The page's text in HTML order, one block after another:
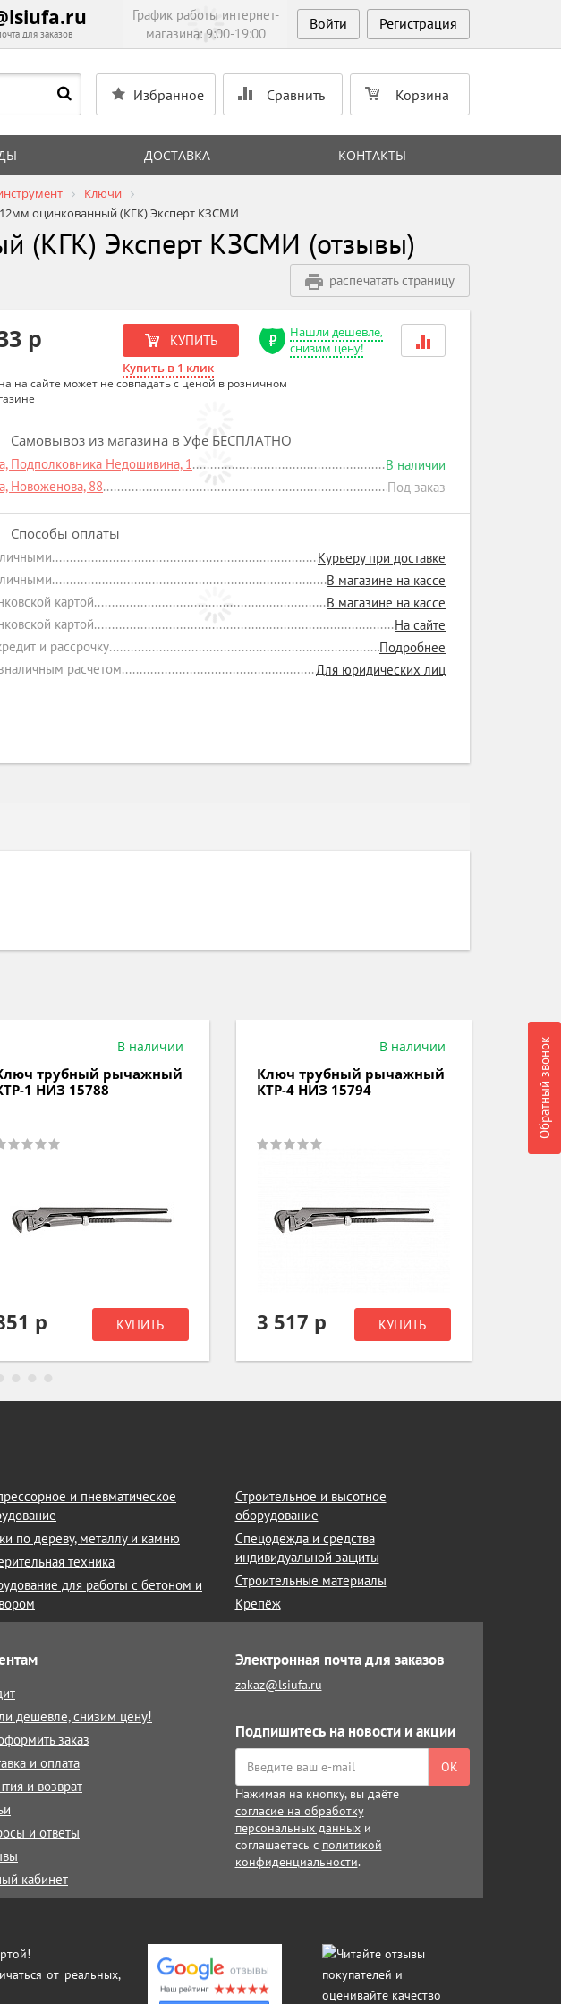
для заказов
График работы интернет-
магазина: 9:00-19:00
Войти Регистрация
Избранное Сравнить Корзина
Обратный звонок
ДОСТАВКА КОНТАКТЫ
Ключи
оцинкованный (КГК) Эксперт КЗСМИ
(КГК) Эксперт КЗСМИ (отзывы)
распечатать страницу
р КУПИТЬ
Купить в 1 клик
Нашли дешевле,
снизим цену!
на сайте может не совпадать с ценой в розничном
Самовывоз из магазина в Уфе БЕСПЛАТНО
Подполковника Недошивина, 1
В наличии
Новоженова, 88
Под заказ
Способы оплаты
Курьеру при доставке
В магазине на кассе
картой
В магазине на кассе
картой
На сайте
и рассрочку
Подробнее
расчетом
Для юридических лиц
В наличии
трубный рычажный
1 НИЗ 15788
р КУПИТЬ
В наличии
Ключ трубный рычажный
КТР-4 НИЗ 15794
3 517 р КУПИТЬ
Ключ
и пневматическое
по дереву, металлу и камню
техника
для работы с бетоном и
Строительное и высотное
оборудование
Спецодежда и средства
индивидуальной защиты
Строительные материалы
Крепёж
дешевле, снизим цену!
заказ
и оплата
и возврат
и ответы
кабинет
Электронная почта для заказов
zakaz@lsiufa.ru
Подпишитесь на новости и акции
ОК
Нажимая на кнопку, вы даёте
согласие на обработку
персональных данныхи
соглашаетесь с политикой
конфиденциальности.
от реальных,